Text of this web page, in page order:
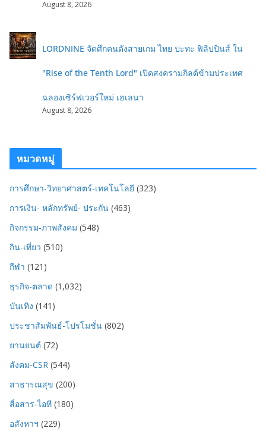
August 8, 2026
LORDNINE จัดศึกคนดังสายเกม ไทย ปะทะ ฟิลิปปินส์ ใน
"Rise of the Tenth Lord" เปิดสงครามกิลด์ข้ามประเทศ
ฉลองเซิร์ฟเวอร์ใหม่ เฮเลนา
August 8, 2026
หมวดหมู่
การศึกษา-วิทยาศาสตร์-เทคโนโลยี (323)
การเงิน- หลักทรัพย์- ประกัน (463)
กิจกรรม-ภาพสังคม (548)
กิน-เที่ยว (510)
กีฬา (121)
ธุรกิจ-ตลาด (1,032)
บันเทิง (141)
ประชาสัมพันธ์-โปรโมชั่น (802)
ยานยนต์ (72)
สังคม-CSR (544)
สาธารณสุข (200)
สื่อสาร-ไอที (180)
อสังหาฯ (229)